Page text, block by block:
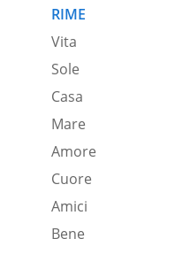
RIME
Vita
Sole
Casa
Mare
Amore
Cuore
Amici
Bene